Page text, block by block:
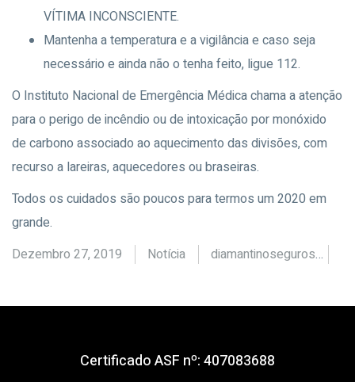
VÍTIMA INCONSCIENTE.
Mantenha a temperatura e a vigilância e caso seja
necessário e ainda não o tenha feito, ligue 112.
O Instituto Nacional de Emergência Médica chama a atenção
para o perigo de incêndio ou de intoxicação por monóxido
de carbono associado ao aquecimento das divisões, com
recurso a lareiras, aquecedores ou braseiras.
Todos os cuidados são poucos para termos um 2020 em
grande.
Dezembro 27, 2019
Notícia diamantinoseguros
Certificado ASF nº: 407083688